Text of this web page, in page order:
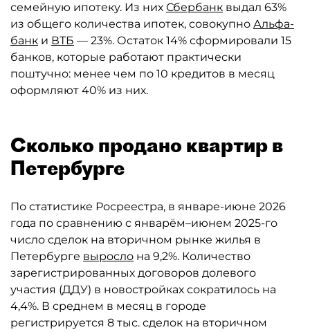
семейную ипотеку. Из них Сбербанк выдал 63%
из общего количества ипотек, совокупно Альфа-
банк и ВТБ — 23%. Остаток 14% сформировали 15
банков, которые работают практически
поштучно: менее чем по 10 кредитов в месяц
оформляют 40% из них.
Сколько продано квартир в
Петербурге
По статистике Росреестра, в январе-июне 2026
года по сравнению с январём–июнем 2025-го
число сделок на вторичном рынке жилья в
Петербурге выросло на 9,2%. Количество
зарегистрированных договоров долевого
участия (ДДУ) в новостройках сократилось на
4,4%. В среднем в месяц в городе
регистрируется 8 тыс. сделок на вторичном